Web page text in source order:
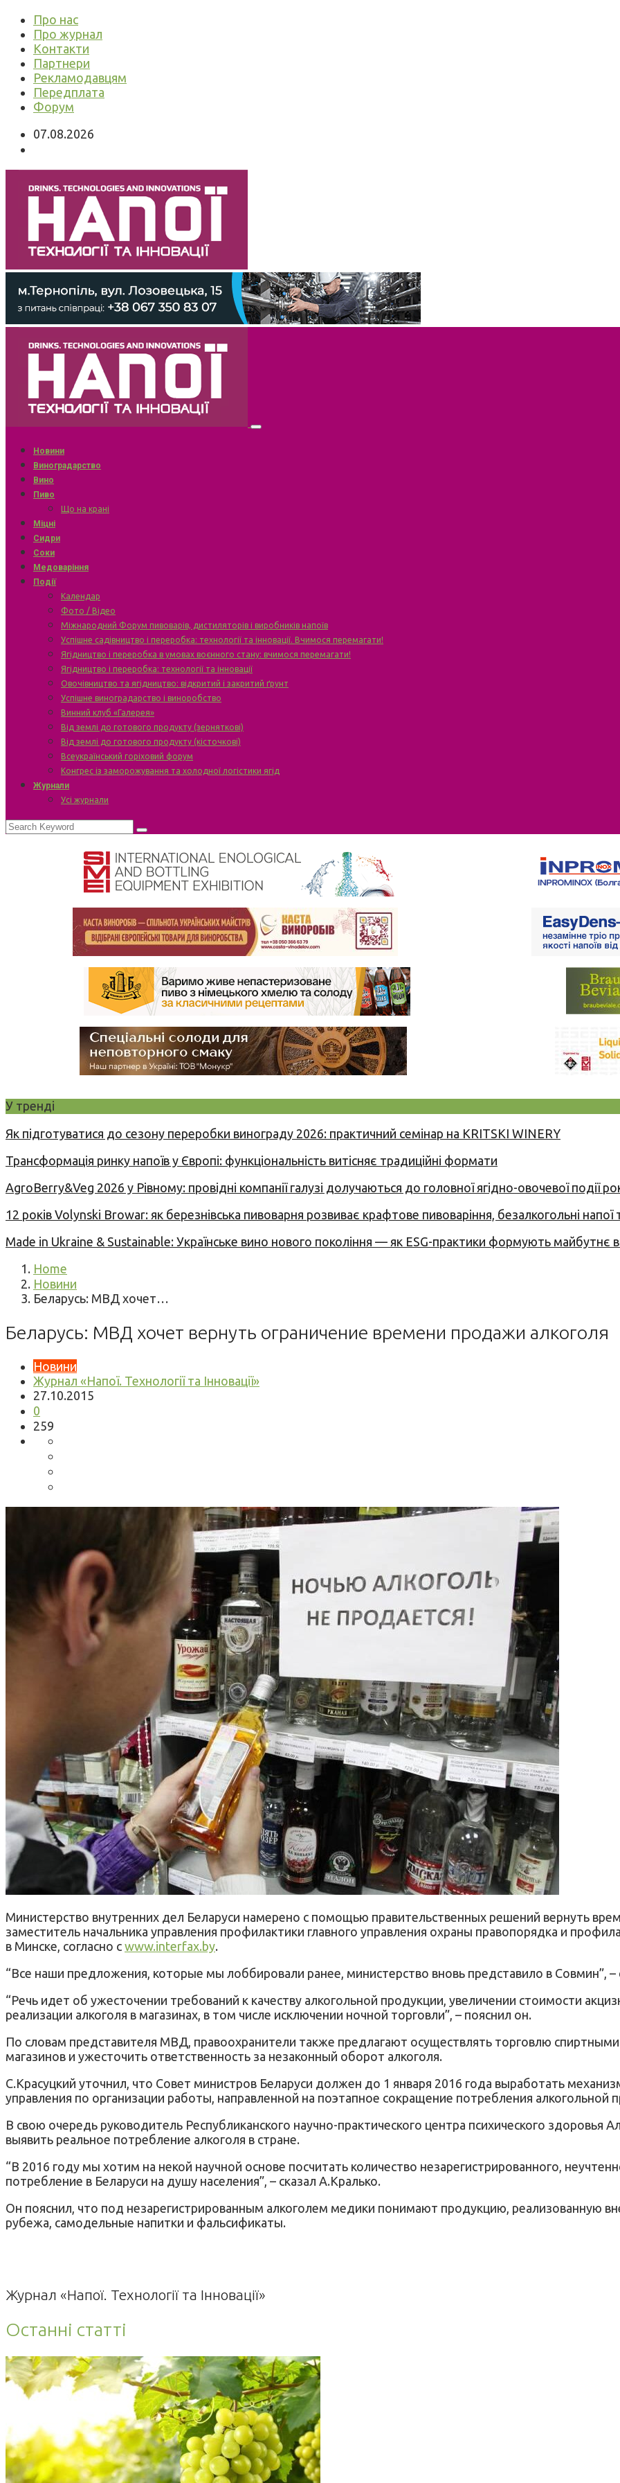
Про нас
Про журнал
Контакти
Партнери
Рекламодавцям
Передплата
Форум
07.08.2026
Новини
Виноградарство
Вино
Пиво
Що на крані
Міцні
Сидри
Соки
Медоваріння
Події
Календар
Фото / Відео
Міжнародний Форум пивоварів, дистиляторів і виробників напоїв
Успішне садівництво і переробка: технології та інновації. Вчимося перемагати!
Ягідництво і переробка в умовах воєнного стану: вчимося перемагати!
Ягідництво і переробка: технології та інновації
Овочівництво та ягідництво: відкритий і закритий ґрунт
Успішне виноградарство і виноробство
Винний клуб «Галерея»
Від землі до готового продукту (зерняткові)
Від землі до готового продукту (кісточкові)
Всеукраїнський горіховий форум
Конгрес із заморожування та холодної логістики ягід
Журнали
Усі журнали
У тренді
Як підготуватися до сезону переробки винограду 2026: практичний семінар на KRITSKI WINERY
Трансформація ринку напоїв у Європі: функціональність витісняє традиційні формати
AgroBerry&Veg 2026 у Рівному: провідні компанії галузі долучаються до головної ягідно-овочевої події
12 років Volynski Browar: як березнівська пивоварня розвиває крафтове пивоваріння, безалкогольні напої
Made in Ukraine & Sustainable: Українське вино нового покоління — як ESG-практики формують майбутнє
Home
Новини
Беларусь: МВД хочет…
Беларусь: МВД хочет вернуть ограничение времени продажи алкоголя
Новини
Журнал «Напої. Технології та Інновації»
27.10.2015
0
259
Министерство внутренних дел Беларуси намерено с помощью правительственных решений вернуть
заместитель начальника управления профилактики главного управления охраны правопорядка и
в Минске, согласно с www.interfax.by.
“Все наши предложения, которые мы лоббировали ранее, министерство вновь представило в Совмин”, –
“Речь идет об ужесточении требований к качеству алкогольной продукции, увеличении стоимости
реализации алкоголя в магазинах, в том числе исключении ночной торговли”, – пояснил он.
По словам представителя МВД, правоохранители также предлагают осуществлять торговлю
магазинов и ужесточить ответственность за незаконный оборот алкоголя.
С.Красуцкий уточнил, что Совет министров Беларуси должен до 1 января 2016 года выработать
управления по организации работы, направленной на поэтапное сокращение потребления алкогольной
В свою очередь руководитель Республиканского научно-практического центра психического
выявить реальное потребление алкоголя в стране.
“В 2016 году мы хотим на некой научной основе посчитать количество незарегистрированного,
потребление в Беларуси на душу населения”, – сказал А.Кралько.
Он пояснил, что под незарегистрированным алкоголем медики понимают продукцию, реализованную
рубежа, самодельные напитки и фальсификаты.
Журнал «Напої. Технології та Інновації»
Останні статті